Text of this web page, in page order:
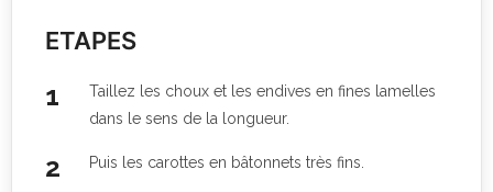
ETAPES
Taillez les choux et les endives en fines lamelles
dans le sens de la longueur.
Puis les carottes en bâtonnets très fins.